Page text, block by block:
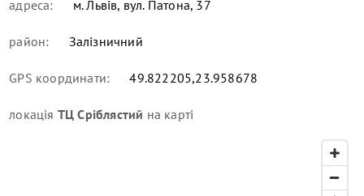
адреса: м. Львів, вул. Патона, 37
район: Залізничний
GPS координати: 49.822205,23.958678
локація ТЦ Сріблястий на карті